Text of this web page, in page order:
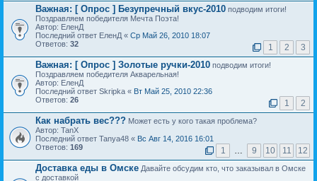
Важная: [ Опрос ] Безупречный вкус-2010 подводим итоги!
Поздравляем победителя Мечта Поэта!
Автор: ЕленД
Последний ответ ЕленД « Ср Май 26, 2010 18:07
Ответов: 32 1 2 3
Важная: [ Опрос ] Золотые ручки-2010 подводим итоги!
Поздравляем победителя Акварельная!
Автор: ЕленД
Последний ответ Skripka « Вт Май 25, 2010 22:36
Ответов: 26 1 2
Как набрать вес??? Может есть у кого такая проблема?
Автор: TanX
Последний ответ Tanya48 « Вс Авг 14, 2016 16:01
Ответов: 169 1 … 9 10 11 12
Доставка еды в Омске Давайте обсудим кто, что заказывал в Омске
с доставкой